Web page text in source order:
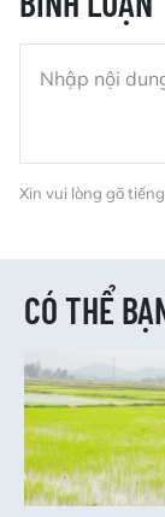
Xin vui lòng gõ
CÓ THỂ